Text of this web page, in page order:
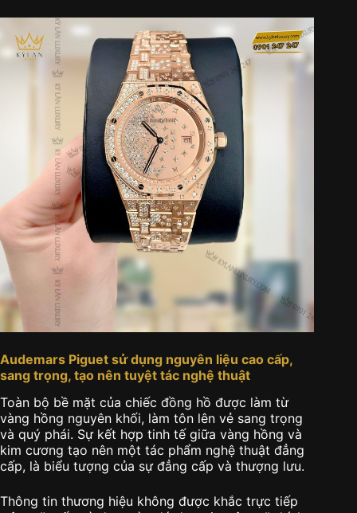
Audemars Piguet sử dụng nguyên liệu cao cấp,
sang trọng, tạo nên tuyệt tác nghệ thuật
Toàn bộ bề mặt của chiếc đồng hồ được làm từ
vàng hồng nguyên khối, làm tôn lên vẻ sang trọng
và quý phái. Sự kết hợp tinh tế giữa vàng hồng và
kim cương tạo nên một tác phẩm nghệ thuật đẳng
cấp, là biểu tượng của sự đẳng cấp và thượng lưu.
Thông tin thương hiệu không được khắc trực tiếp